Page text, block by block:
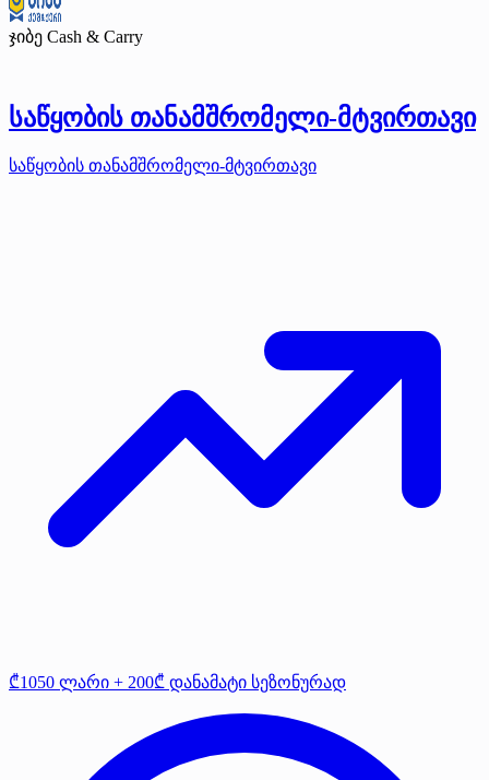
ჯიბე Cash & Carry
საწყობის თანამშრომელი-მტვირთავი
საწყობის თანამშრომელი-მტვირთავი
₾1050 ლარი + 200₾ დანამატი სეზონურად